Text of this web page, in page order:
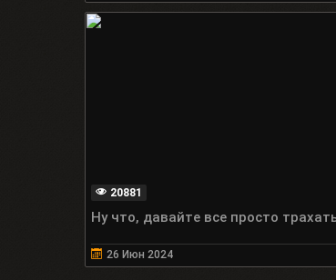
20881
Ну что, давайте все просто
26 Июн 2024